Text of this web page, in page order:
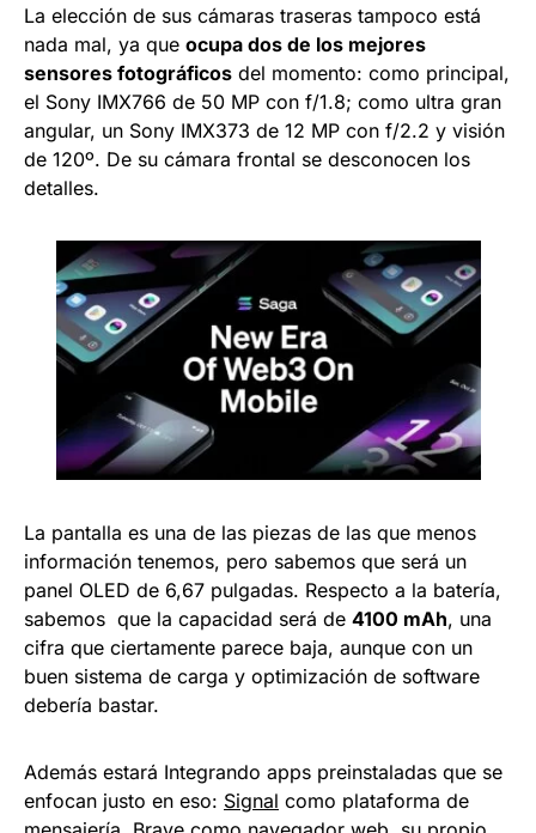
La elección de sus cámaras traseras tampoco está
nada mal, ya que ocupa dos de los mejores
sensores fotográficos del momento: como principal,
el Sony IMX766 de 50 MP con f/1.8; como ultra gran
angular, un Sony IMX373 de 12 MP con f/2.2 y visión
de 120º. De su cámara frontal se desconocen los
detalles.
La pantalla es una de las piezas de las que menos
información tenemos, pero sabemos que será un
panel OLED de 6,67 pulgadas. Respecto a la batería,
sabemos que la capacidad será de 4100 mAh, una
cifra que ciertamente parece baja, aunque con un
buen sistema de carga y optimización de software
debería bastar.
Además estará Integrando apps preinstaladas que se
enfocan justo en eso: Signal como plataforma de